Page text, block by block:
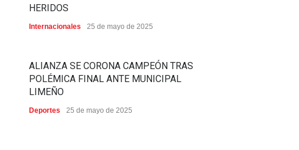
HERIDOS
Internacionales 25 de mayo de 2025
ALIANZA SE CORONA CAMPEÓN TRAS
POLÉMICA FINAL ANTE MUNICIPAL
LIMEÑO
Deportes 25 de mayo de 2025